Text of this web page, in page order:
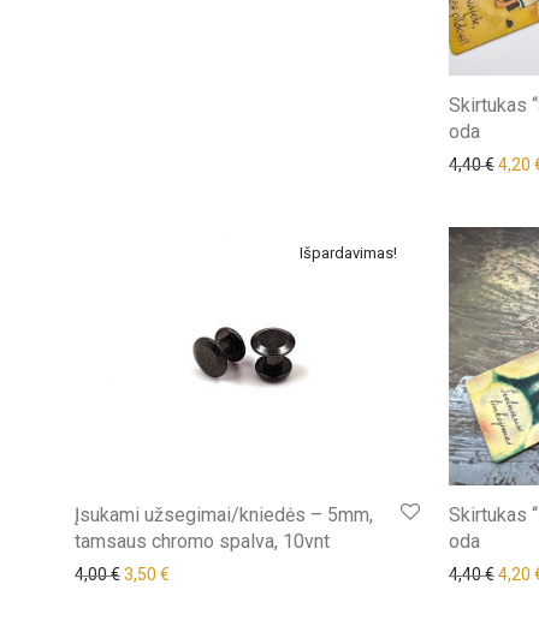
Skirtukas
oda
4,40€4,20
Išpardavimas!
Įsukami užsegimai/kniedės – 5mm,
tamsaus chromo spalva, 10vnt
4,00€Original price was: 4,00 €.
3,50 €
Skirtukas
oda
4,40€4,20